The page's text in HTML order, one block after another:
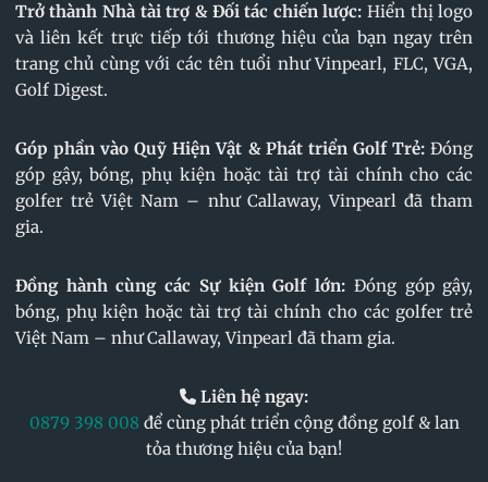
Trở thành Nhà tài trợ & Đối tác chiến lược: Hiển thị logo
và liên kết trực tiếp tới thương hiệu của bạn ngay trên
trang chủ cùng với các tên tuổi như Vinpearl, FLC, VGA,
Golf Digest.
Góp phần vào Quỹ Hiện Vật & Phát triển Golf Trẻ: Đóng
góp gậy, bóng, phụ kiện hoặc tài trợ tài chính cho các
golfer trẻ Việt Nam – như Callaway, Vinpearl đã tham
gia.
Đồng hành cùng các Sự kiện Golf lớn: Đóng góp gậy,
bóng, phụ kiện hoặc tài trợ tài chính cho các golfer trẻ
Việt Nam – như Callaway, Vinpearl đã tham gia.
Liên hệ ngay:
0879 398 008 để cùng phát triển cộng đồng golf & lan
tỏa thương hiệu của bạn!